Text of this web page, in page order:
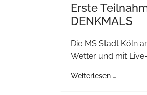
Erste
DENKMALS
Die MS Stadt Köln
Wetter und mit
Weiterlesen …